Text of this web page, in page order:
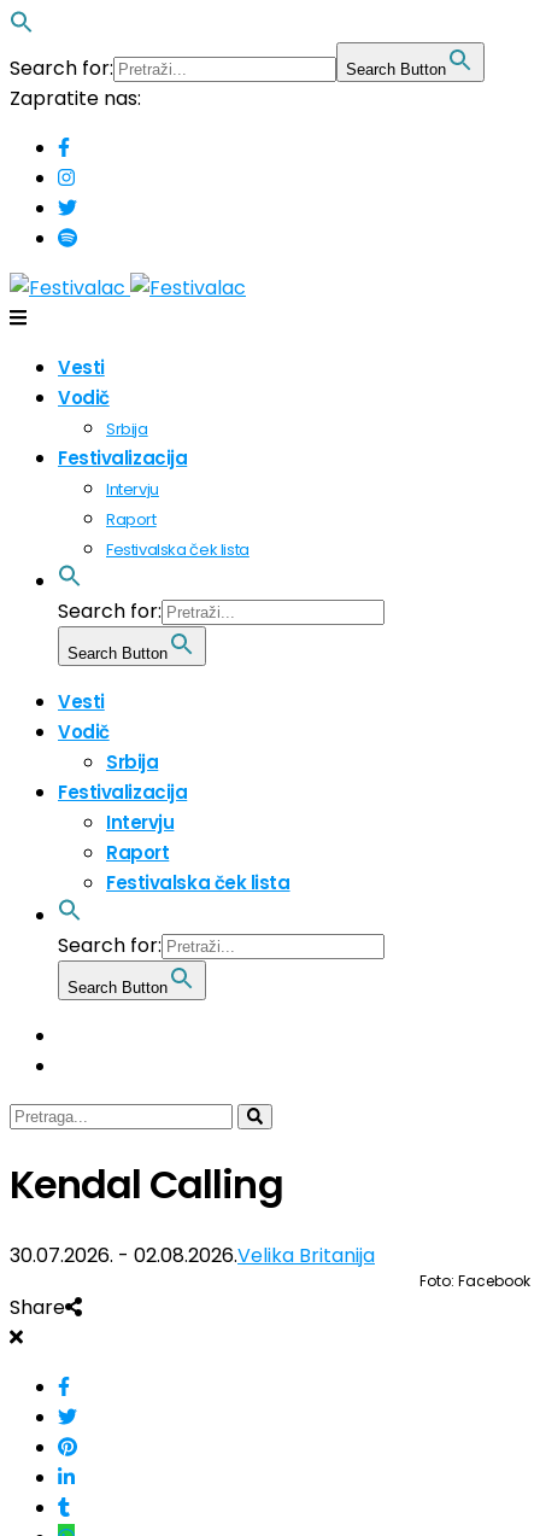
Search for: Search Button
Zapratite nas:
Vesti
Vodič
Srbija
Festivalizacija
Intervju
Raport
Festivalska ček lista
Search for:
Search Button
Vesti
Vodič
Srbija
Festivalizacija
Intervju
Raport
Festivalska ček lista
Search for:
Search Button
Kendal Calling
30.07.2026. - 02.08.2026.Velika Britanija
Foto: Facebook
Share